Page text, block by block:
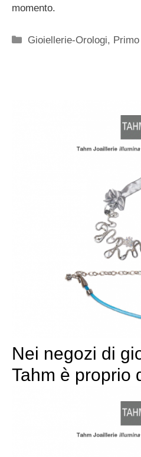
momento.
Categorie
Gioiellerie-Orologi,
Nei negozi di
Tahm è proprio